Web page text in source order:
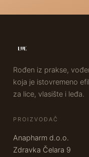
Rođen iz prakse,
koja je istovremeno
za lice, vlasište i leđa.
PROIZVOĐAČ
Anapharm d.o.o.
Zdravka Čelara 9